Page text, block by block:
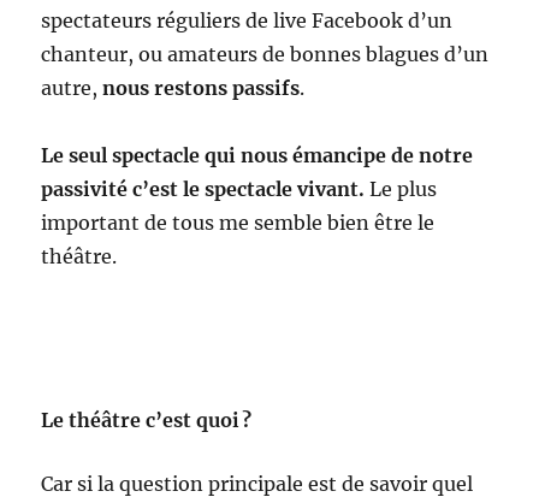
spectateurs réguliers de live Facebook d’un
chanteur, ou amateurs de bonnes blagues d’un
autre,nous restons passifs.
Le seul spectacle qui nous émancipe de notre
passivité c’est le spectacle vivant. Le plus
important de tous me semble bien être le
théâtre.
Le théâtre c’est quoi ?
Car si la question principale est de savoir quel